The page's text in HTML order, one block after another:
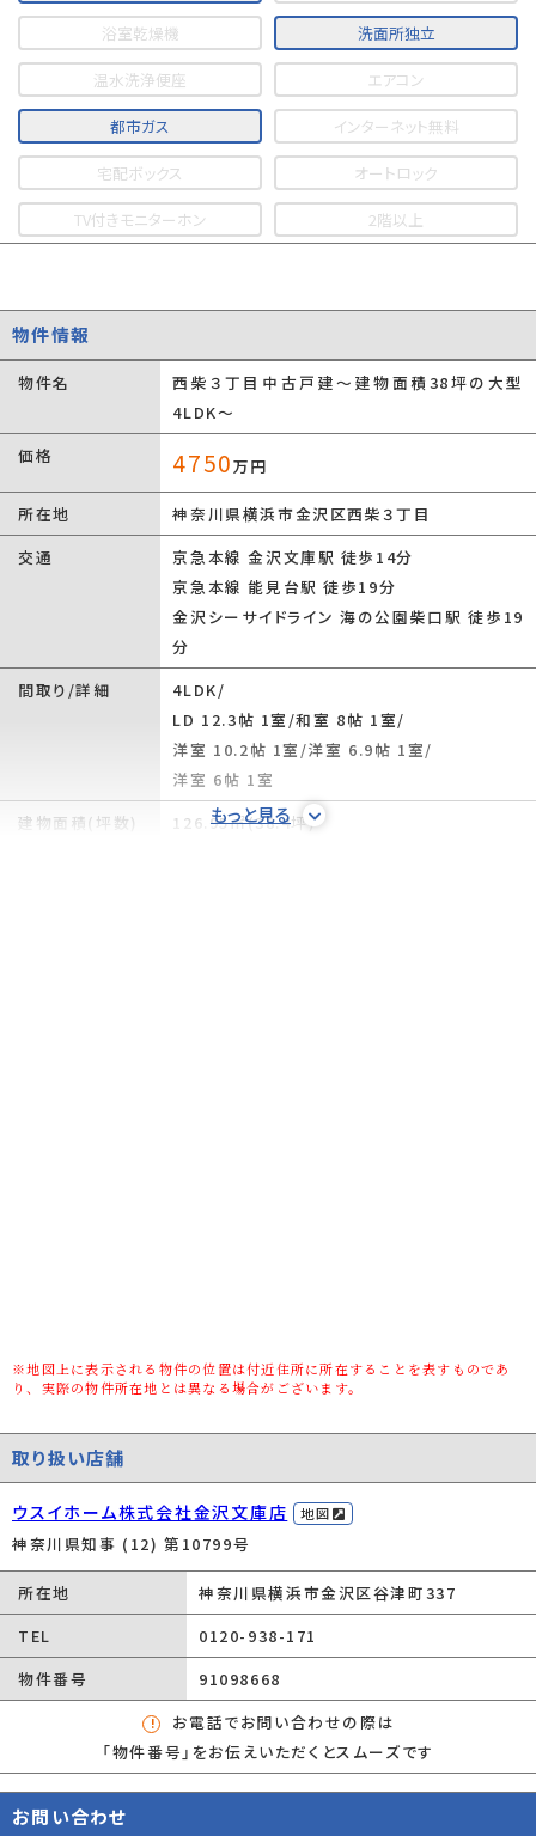
浴室乾燥機 洗面所独立
温水洗浄便座 エアコン
都市ガス インターネット無料
宅配ボックス オートロック
TV付きモニターホン 2階以上
物件情報
もっと見る
物件名
西柴３丁目中古戸建～建物面積38坪の大型
4LDK～
価格
4750万円
所在地
神奈川県横浜市金沢区西柴３丁目
交通
京急本線 金沢文庫駅 徒歩14分
京急本線 能見台駅 徒歩19分
金沢シーサイドライン 海の公園柴口駅 徒歩19
分
間取り/詳細
4LDK/
LD 12.3帖 1室 /和室 8帖 1室/
洋室 10.2帖 1室 /洋室 6.9帖 1室/
洋室 6帖 1室
建物面積(坪数)
126.95㎡(38.4坪)
建ぺい率/容積
40%/80%
用途地域
都市計画
-
種別/構造
中古一戸建/軽量鉄骨
階建
2階建
築年数
築34年
総区画数/販売
区画数
南西
現況
居住中
※地図上に表示される物件の位置は付近住所に所在することを表すものであ
り、実際の物件所在地とは異なる場合がございます。
取り扱い店舗
ウスイホーム株式会社金沢文庫店 地図
神奈川県知事 (12) 第10799号
所在地
神奈川県横浜市金沢区谷津町337
TEL
0120-938-171
物件番号
91098668
お電話でお問い合わせの際は
「物件番号」をお伝えいただくとスムーズです
お問い合わせ